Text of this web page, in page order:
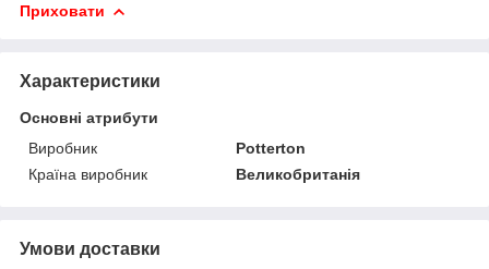
Приховати
Характеристики
Основні атрибути
Виробник
Potterton
Країна виробник
Великобританія
Умови доставки